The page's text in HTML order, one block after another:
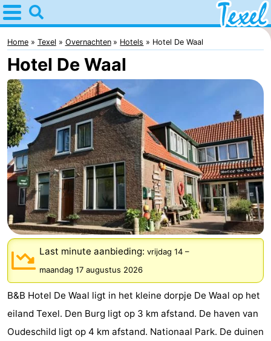
Home
Texel
Tips
Voor
kinderen
Dorpen
-
Den
Burg
-
Den
Hoorn
De
Cocksdorp
-
De
Koog
Oudeschild
-
De
-
Home Texel Overnachten Hotels Hotel De Waal
Hotel De Waal
Last minute aanbieding: vrijdag 14 –
maandag 17 augustus 2026
B&B Hotel De Waal ligt in het kleine dorpje De Waal op het
eiland Texel. Den Burg ligt op 3 km afstand. De haven van
Oudeschild ligt op 4 km afstand. Nationaal Park. De duinen